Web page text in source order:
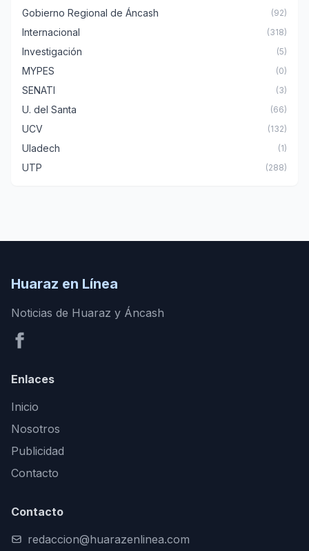
Gobierno Regional de Áncash (92)
Internacional (318)
Investigación (5)
MYPES (0)
SENATI (3)
U. del Santa (66)
UCV (132)
Uladech (1)
UTP (288)
Huaraz en Línea
Noticias de Huaraz y Áncash
Enlaces
Inicio
Nosotros
Publicidad
Contacto
Contacto
redaccion@huarazenlinea.com